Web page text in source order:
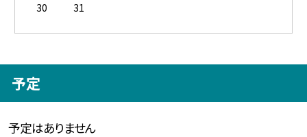
30
31
予定
予定はありません